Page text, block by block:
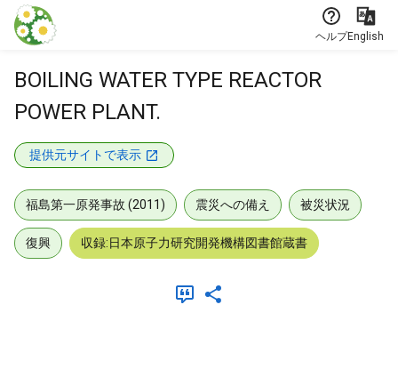
本文に飛ぶ
ヘルプEnglish
BOILING WATER TYPE REACTOR
POWER PLANT.
提供元サイトで表示
福島第一原発事故 (2011) 震災への備え 被災状況
復興 収録:日本原子力研究開発機構図書館蔵書